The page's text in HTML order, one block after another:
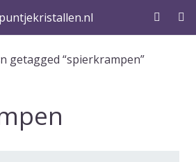
getagged “spierkrampen”